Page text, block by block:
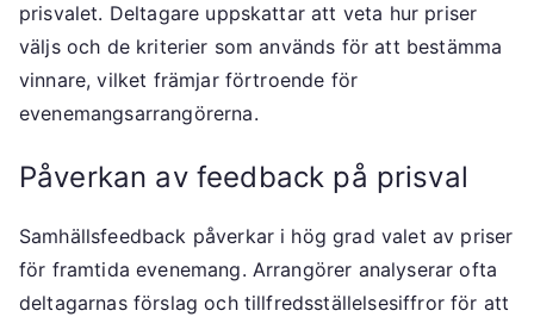
prisvalet. Deltagare uppskattar att veta hur priser
väljs och de kriterier som används för att bestämma
vinnare, vilket främjar förtroende för
evenemangsarrangörerna.
Påverkan av feedback på prisval
Samhällsfeedback påverkar i hög grad valet av priser
för framtida evenemang. Arrangörer analyserar ofta
deltagarnas förslag och tillfredsställelsesiffror för att